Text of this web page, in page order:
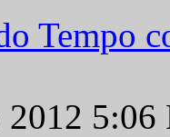
Tempo
2012